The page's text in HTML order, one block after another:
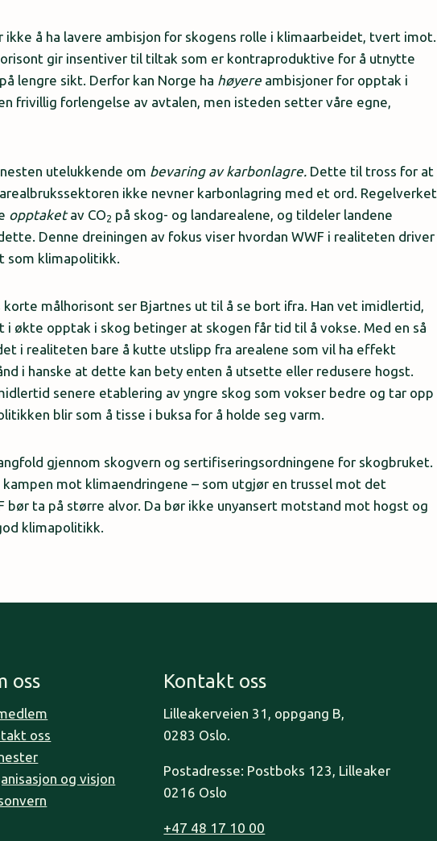
å ha lavere ambisjon for skogens rolle i klimaarbeidet, tvert imot.
gir insentiver til tiltak som er kontraproduktive for å utnytte
lengre sikt. Derfor kan Norge ha høyere ambisjoner for opptak i
frivillig forlengelse av avtalen, men isteden setter våre egne,
utelukkende om bevaring av karbonlagre. Dette til tross for at
ikke nevner karbonlagring med et ord. Regelverket
opptaketav CO2 på skog- og landarealene, og tildeler landene
Denne dreiningen av fokus viser hvordan WWF i realiteten driver
som klimapolitikk.
målhorisont ser Bjartnes ut til å se bort ifra. Han vet imidlertid,
økte opptak i skog betinger at skogen får tid til å vokse. Med en så
i realiteten bare å kutte utslipp fra arealene som vil ha effekt
i hanske at dette kan bety enten å utsette eller redusere hogst.
senere etablering av yngre skog som vokser bedre og tar opp
blir som å tisse i buksa for å holde seg varm.
gjennom skogvern og sertifiseringsordningene for skogbruket.
mot klimaendringene – som utgjør en trussel mot det
bør ta på større alvor. Da bør ikke unyansert motstand mot hogst og
klimapolitikk.
oss
oss
og visjon
Kontakt oss
Lilleakerveien 31, oppgang B,
0283 Oslo.
Postadresse: Postboks 123, Lilleaker
0216 Oslo
+47 48 17 10 00